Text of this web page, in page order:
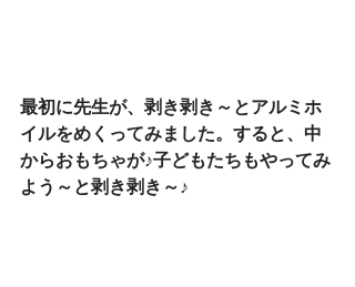
最初に先生が、剥き剥き～とアルミホ
イルをめくってみました。すると、中
からおもちゃが♪子どもたちもやってみ
よう～と剥き剥き～♪